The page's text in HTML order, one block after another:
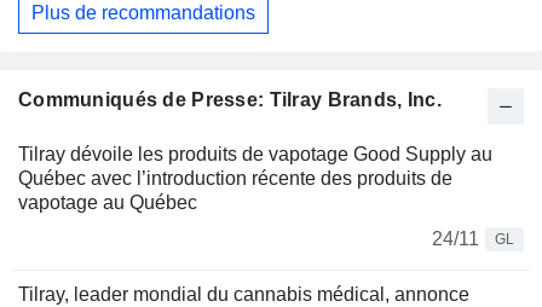
Plus de recommandations
Communiqués de Presse: Tilray Brands, Inc.
Tilray dévoile les produits de vapotage Good Supply au
Québec avec l’introduction récente des produits de
vapotage au Québec
24/11
GL
Tilray, leader mondial du cannabis médical, annonce